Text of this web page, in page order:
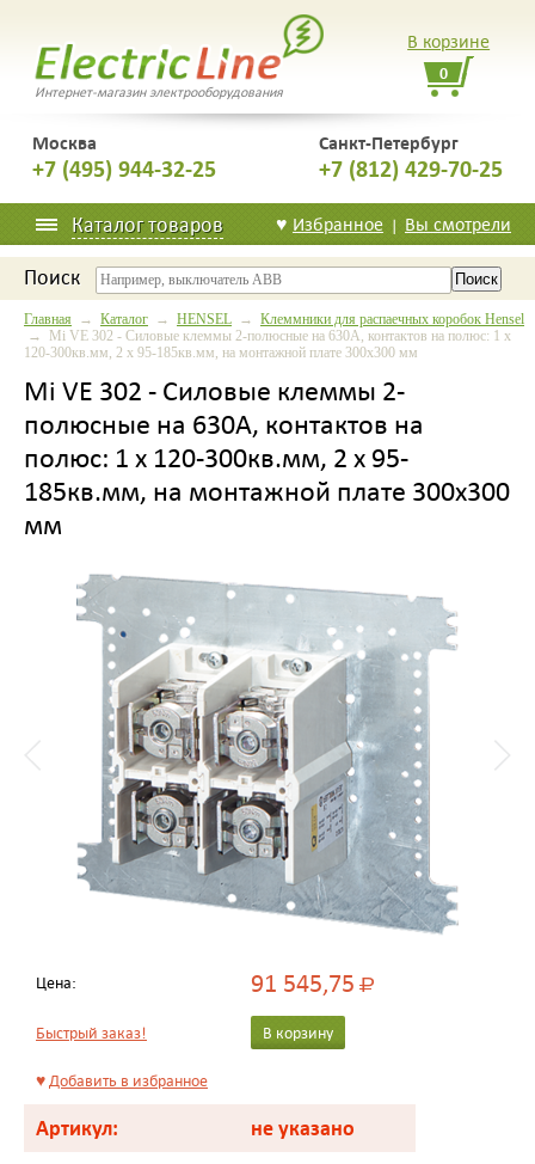
Интернет-магазин электрооборудования
Москва
+7 (495) 944-32-25
Санкт-Петербург
+7 (812) 429-70-25
В корзине
0
Каталог товаров ♥ Избранное | Вы смотрели
Поиск
Главная → Каталог → HENSEL → Клеммники для распаечных коробок Hensel
→ Mi VE 302 - Силовые клеммы 2-полюсные на 630А, контактов на полюс: 1 х
120-300кв.мм, 2 х 95-185кв.мм, на монтажной плате 300х300 мм
Mi VE 302 - Силовые клеммы 2-
полюсные на 630А, контактов на
полюс: 1 х 120-300кв.мм, 2 х 95-
185кв.мм, на монтажной плате 300х300
мм
Цена: 91 545,75Р
Быстрый заказ! В корзину
♥Добавить в избранное
Артикул: не указано